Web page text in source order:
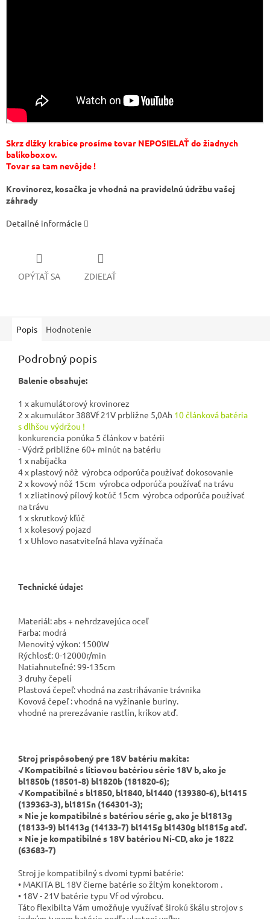
Skrz dlžky krabice prosíme tovar NEPOSIELAŤ do žiadnych
balíkoboxov.
Tovar sa tam nevôjde !
Krovinorez, kosačka je vhodná na pravidelnú údržbu vašej
záhrady
Detailné informácie
OPÝTAŤ SA ZDIEĽAŤ
Popis Hodnotenie
Podrobný popis
Balenie obsahuje:
1 x akumulátorový krovinorez
2 x akumulátor 388Vf 21V prbližne 5,0Ah 10 článková batéria
s dlhšou výdržou !
konkurencia ponúka 5 článkov v batérii
- Výdrž približne 60+ minút na batériu
1 x nabíjačka
4 x plastový nôž výrobca odporúča používať dokosovanie
2 x kovový nôž 15cm výrobca odporúča používať na trávu
1 x zliatinový pílový kotúč 15cm výrobca odporúča používať
na trávu
1 x skrutkový kľúč
1 x kolesový pojazd
1 x Uhlovo nasatviteľná hlava vyžínača
Technické údaje:
Materiál: abs + nehrdzavejúca oceľ
Farba: modrá
Menovitý výkon: 1500W
Rýchlosť: 0-12000r/min
Natiahnuteľné: 99-135cm
3 druhy čepelí
Plastová čepeľ: vhodná na zastrihávanie trávnika
Kovováčepeľ : vhodná na vyžínanie buriny.
vhodné na prerezávanie rastlín, kríkov atď.
Stroj prispôsobený pre 18V batériu makita:
√Kompatibilné s lítiovou batériou série 18V b, ako je
bl1850b (18501-8) bl1820b (181820-6);
√Kompatibilné s bl1850, bl1840, bl1440 (139380-6), bl1415
(139363-3), bl1815n (164301-3);
× Nie je kompatibilné s batériou série g, ako je bl1813g
(18133-9) bl1413g (14133-7) bl1415g bl1430g bl1815g atď.
× Nie je kompatibilné s 18V batériou Ni-CD, ako je 1822
(63683-7)
Stroj je kompatibilný s dvomi typmi batérie:
• MAKITA BL 18V čierne batérie so žltým konektorom .
• 18V - 21V batérie typu Vf od výrobcu.
Táto flexibilta Vám umožňuje využívať širokú škálu strojov s